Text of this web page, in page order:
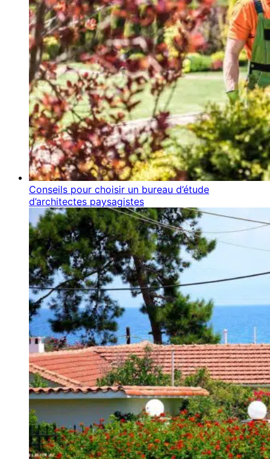
Conseils pour choisir un bureau d’étude
d’architectes paysagistes